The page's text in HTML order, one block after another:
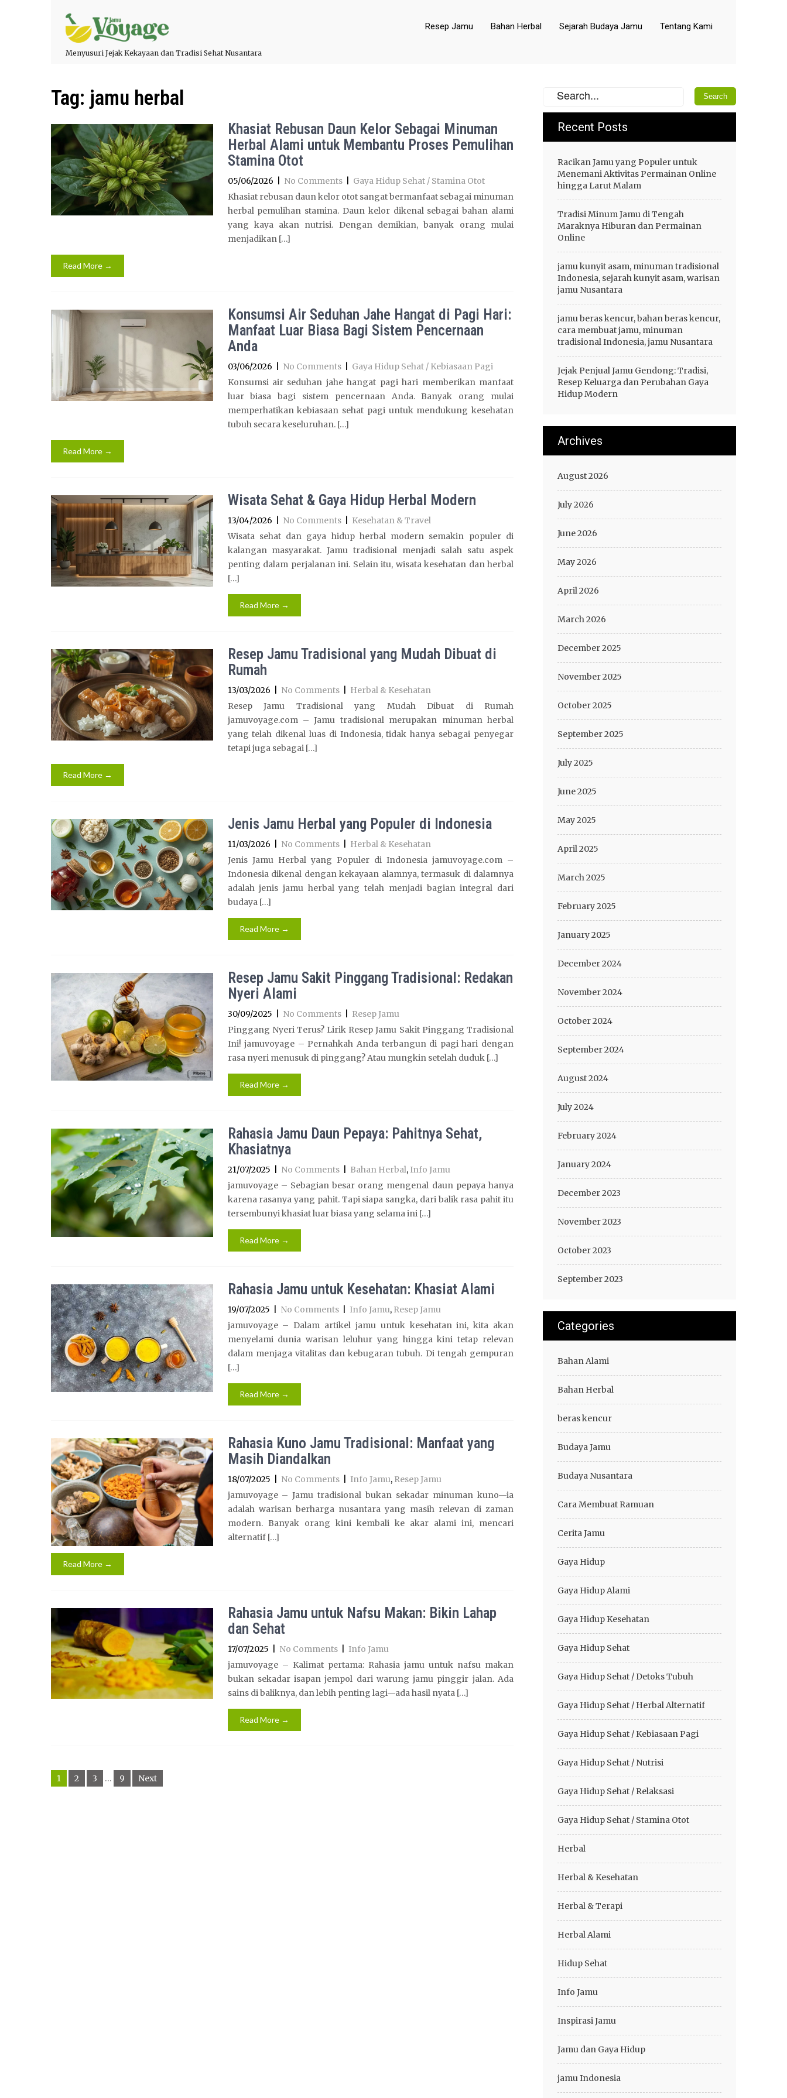
Menyusuri Jejak Kekayaan dan Tradisi Sehat Nusantara
Resep Jamu Bahan Herbal Sejarah Budaya Jamu Tentang Kami
Tag: jamu herbal
Khasiat Rebusan Daun Kelor Sebagai Minuman
Herbal Alami untuk Membantu Proses Pemulihan
Stamina Otot
05/06/2026 No Comments
Gaya Hidup Sehat / Stamina Otot
Khasiat rebusan daun kelor otot sangat bermanfaat sebagai minuman
herbal pemulihan stamina. Daun kelor dikenal sebagai bahan alami
yang kaya akan nutrisi. Dengan demikian, banyak orang mulai
menjadikan […]
Read More →
Konsumsi Air Seduhan Jahe Hangat di Pagi Hari:
Manfaat Luar Biasa Bagi Sistem Pencernaan
Anda
03/06/2026 No Comments
Gaya Hidup Sehat / Kebiasaan Pagi
Konsumsi air seduhan jahe hangat pagi hari memberikan manfaat
luar biasa bagi sistem pencernaan Anda. Banyak orang mulai
memperhatikan kebiasaan sehat pagi untuk mendukung kesehatan
tubuh secara keseluruhan. […]
Read More →
Wisata Sehat & Gaya Hidup Herbal Modern
13/04/2026 No Comments
Kesehatan & Travel
Wisata sehat dan gaya hidup herbal modern semakin populer di
kalangan masyarakat. Jamu tradisional menjadi salah satu aspek
penting dalam perjalanan ini. Selain itu, wisata kesehatan dan herbal
[…]
Read More →
Resep Jamu Tradisional yang Mudah Dibuat di
Rumah
13/03/2026 No Comments
Herbal & Kesehatan
Resep Jamu Tradisional yang Mudah Dibuat di Rumah
jamuvoyage.com – Jamu tradisional merupakan minuman herbal
yang telah dikenal luas di Indonesia, tidak hanya sebagai penyegar
tetapi juga sebagai […]
Read More →
Jenis Jamu Herbal yang Populer di Indonesia
11/03/2026 No Comments
Herbal & Kesehatan
Jenis Jamu Herbal yang Populer di Indonesia jamuvoyage.com –
Indonesia dikenal dengan kekayaan alamnya, termasuk di dalamnya
adalah jenis jamu herbal yang telah menjadi bagian integral dari
budaya […]
Read More →
Resep Jamu Sakit Pinggang Tradisional: Redakan
Nyeri Alami
30/09/2025 No Comments
Resep Jamu
Pinggang Nyeri Terus? Lirik Resep Jamu Sakit Pinggang Tradisional
Ini! jamuvoyage – Pernahkah Anda terbangun di pagi hari dengan
rasa nyeri menusuk di pinggang? Atau mungkin setelah duduk […]
Read More →
Rahasia Jamu Daun Pepaya: Pahitnya Sehat,
Khasiatnya
21/07/2025 No Comments Bahan Herbal, Info Jamu
jamuvoyage – Sebagian besar orang mengenal daun pepaya hanya
karena rasanya yang pahit. Tapi siapa sangka, dari balik rasa pahit itu
tersembunyi khasiat luar biasa yang selama ini […]
Read More →
Rahasia Jamu untuk Kesehatan: Khasiat Alami
19/07/2025 No Comments Info Jamu, Resep Jamu
jamuvoyage – Dalam artikel jamu untuk kesehatan ini, kita akan
menyelami dunia warisan leluhur yang hingga kini tetap relevan
dalam menjaga vitalitas dan kebugaran tubuh. Di tengah gempuran
[…]
Read More →
Rahasia Kuno Jamu Tradisional: Manfaat yang
Masih Diandalkan
18/07/2025 No Comments Info Jamu, Resep Jamu
jamuvoyage – Jamu tradisional bukan sekadar minuman kuno—ia
adalah warisan berharga nusantara yang masih relevan di zaman
modern. Banyak orang kini kembali ke akar alami ini, mencari
alternatif […]
Read More →
Rahasia Jamu untuk Nafsu Makan: Bikin Lahap
dan Sehat
17/07/2025 No Comments
Info Jamu
jamuvoyage – Kalimat pertama: Rahasia jamu untuk nafsu makan
bukan sekadar isapan jempol dari warung jamu pinggir jalan. Ada
sains di baliknya, dan lebih penting lagi—ada hasil nyata […]
Read More →
Posts
navigation
1 2 3 … 9 Next
Recent Posts
Racikan Jamu yang Populer untuk
Menemani Aktivitas Permainan Online
hingga Larut Malam
Tradisi Minum Jamu di Tengah
Maraknya Hiburan dan Permainan
Online
jamu kunyit asam, minuman tradisional
Indonesia, sejarah kunyit asam, warisan
jamu Nusantara
jamu beras kencur, bahan beras kencur,
cara membuat jamu, minuman
tradisional Indonesia, jamu Nusantara
Jejak Penjual Jamu Gendong: Tradisi,
Resep Keluarga dan Perubahan Gaya
Hidup Modern
Archives
August 2026
July 2026
June 2026
May 2026
April 2026
March 2026
December 2025
November 2025
October 2025
September 2025
July 2025
June 2025
May 2025
April 2025
March 2025
February 2025
January 2025
December 2024
November 2024
October 2024
September 2024
August 2024
July 2024
February 2024
January 2024
December 2023
November 2023
October 2023
September 2023
Categories
Bahan Alami
Bahan Herbal
beras kencur
Budaya Jamu
Budaya Nusantara
Cara Membuat Ramuan
Cerita Jamu
Gaya Hidup
Gaya Hidup Alami
Gaya Hidup Kesehatan
Gaya Hidup Sehat
Gaya Hidup Sehat / Detoks Tubuh
Gaya Hidup Sehat / Herbal Alternatif
Gaya Hidup Sehat / Kebiasaan Pagi
Gaya Hidup Sehat / Nutrisi
Gaya Hidup Sehat / Relaksasi
Gaya Hidup Sehat / Stamina Otot
Herbal
Herbal & Kesehatan
Herbal & Terapi
Herbal Alami
Hidup Sehat
Info Jamu
Inspirasi Jamu
Jamu dan Gaya Hidup
jamu Indonesia